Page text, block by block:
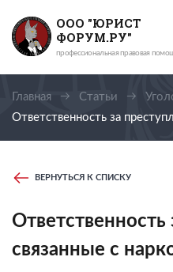
ООО "ЮРИСТ
ФОРУМ.РУ"
профессиональная правовая
Главная Статьи
Ответственность за
ВЕРНУТЬСЯ К СПИСКУ
Ответственность
связанные с